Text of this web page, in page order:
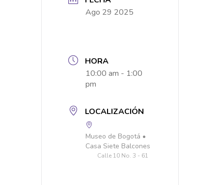
Ago 29 2025
HORA
10:00 am - 1:00
pm
LOCALIZACIÓN
Museo de Bogotá •
Casa Siete Balcones
Calle 10 No. 3 - 61